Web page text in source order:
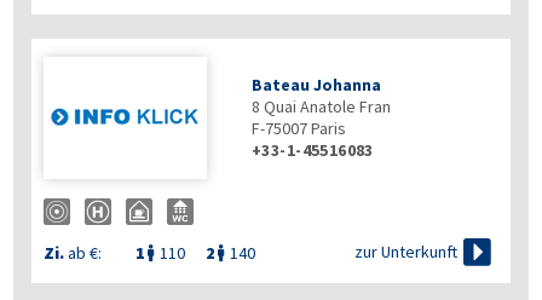
Bateau Johanna
8 Quai Anatole Fran
F-75007Paris
+33-1-45516083
Zi.ab €: 1  110 2  140 zur Unterkunft 